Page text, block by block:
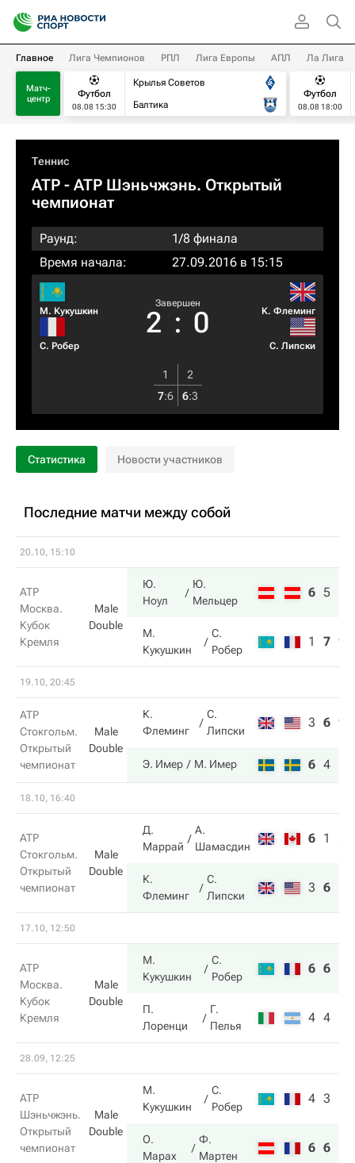
Главное Лига Чемпионов РПЛ Лига Европы АПЛ Ла Лига
Матч-
центр
Футбол
08.08 15:30
Крылья Советов
Балтика
Футбол
08.08 18:00
Теннис
ATP - ATP Шэньчжэнь. Открытый
чемпионат
Раунд:
1/8 финала
Время начала:
27.09.2016 в 15:15
М. Кукушкин
С. Робер
Завершен
2 : 0 К. Флеминг
С. Липски
1
2
7:6 6:3
Статистика Новости участников
Последние матчи между собой
20.10, 15:10
ATP
Москва.
Кубок
Кремля
Male
Double
Ю.
Ноул
Ю.
Мельцер
6 5
М.
Кукушкин
С.
Робер
1 7 9
19.10, 20:45
ATP
Стокгольм.
Открытый
чемпионат
Male
Double
К.
Флеминг
С.
Липски
3 6 9
Э. Имер М. Имер 6 4
18.10, 16:40
ATP
Стокгольм.
Открытый
чемпионат
Male
Double
Д.
Маррай
А.
Шамасдин
6 1 5
К.
Флеминг
С.
Липски
3 6
17.10, 12:50
ATP
Москва.
Кубок
Кремля
Male
Double
М.
Кукушкин
С.
Робер
6 6
П.
Лоренци
Г.
Пелья
4 4
28.09, 12:25
ATP
Шэньчжэнь.
Открытый
чемпионат
Male
Double
М.
Кукушкин
С.
Робер
4 3
О.
Марах
Ф.
Мартен
6 6